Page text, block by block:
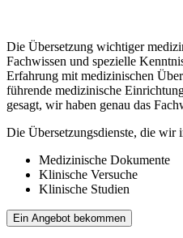
Die Übersetzung wichtiger
Fachwissen und spezielle
Erfahrung mit medizinischen
führende medizinische
gesagt, wir haben genau das
Die Übersetzungsdienste, die wir
Medizinische Dokumente
Klinische Versuche
Klinische Studien
Ein Angebot bekommen